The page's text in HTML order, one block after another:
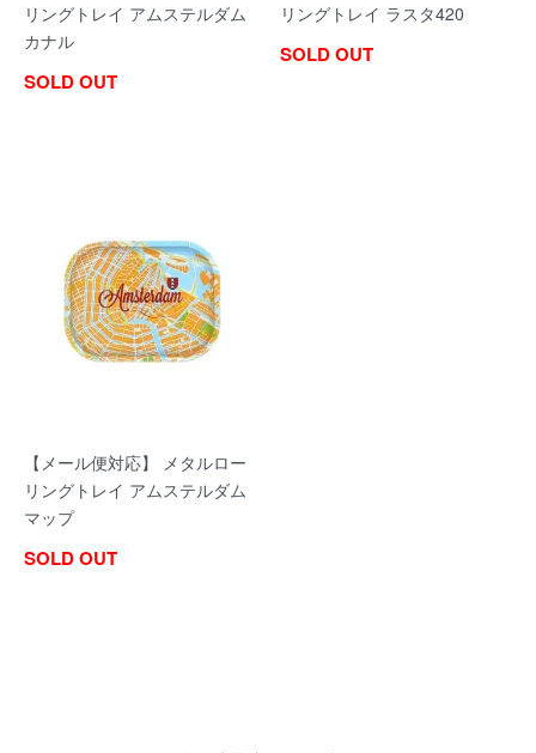
リングトレイ アムステルダム
カナル
SOLD OUT
リングトレイ ラスタ420
SOLD OUT
【メール便対応】 メタルロー
リングトレイ アムステルダム
マップ
SOLD OUT